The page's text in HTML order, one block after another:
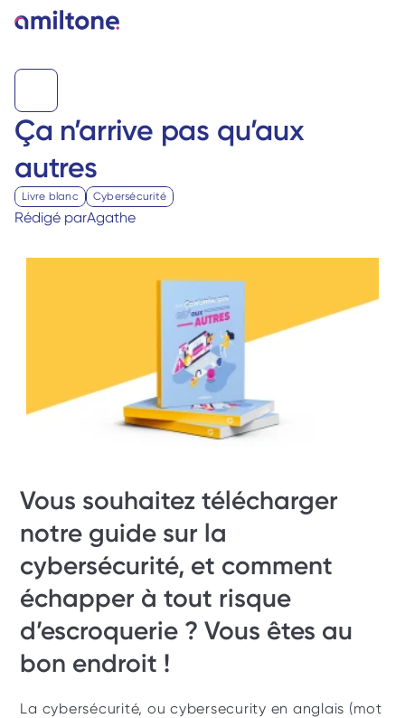
Ça n’arrive pas qu’aux
autres
Livre blanc Cybersécurité
Rédigé parAgathe
Vous souhaitez télécharger
notre guide sur la
cybersécurité, et comment
échapper à tout risque
d’escroquerie ? Vous êtes au
bon endroit !
La cybersécurité, ou cybersecurity en anglais (mot